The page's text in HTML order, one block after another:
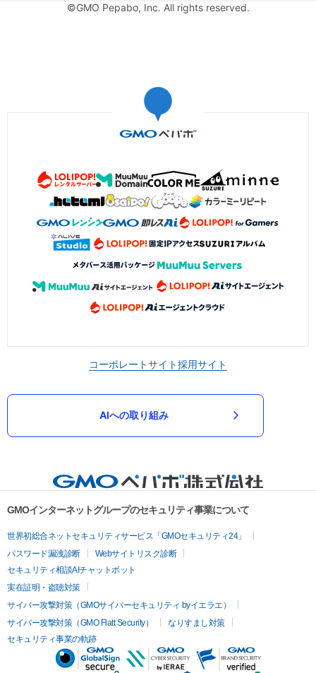
©GMO Pepabo, Inc. All rights reserved.
コーポレートサイト採用サイト
AIへの取り組み
GMOインターネットグループのセキュリティ事業について
世界初総合ネットセキュリティサービス「GMOセキュリティ24」
パスワード漏洩診断
Webサイトリスク診断
セキュリティ相談AIチャットボット
実在証明・盗聴対策
サイバー攻撃対策（GMOサイバーセキュリティ byイエラエ）
サイバー攻撃対策（GMO Flatt Security）
なりすまし対策
セキュリティ事業の軌跡